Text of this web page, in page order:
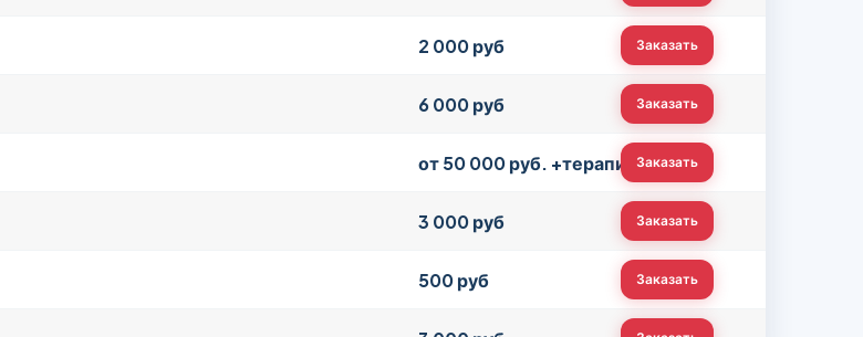
2 000 руб Заказать
6 000 руб Заказать
от 50 000 руб. +терапия Заказать
3 000 руб Заказать
500 руб Заказать